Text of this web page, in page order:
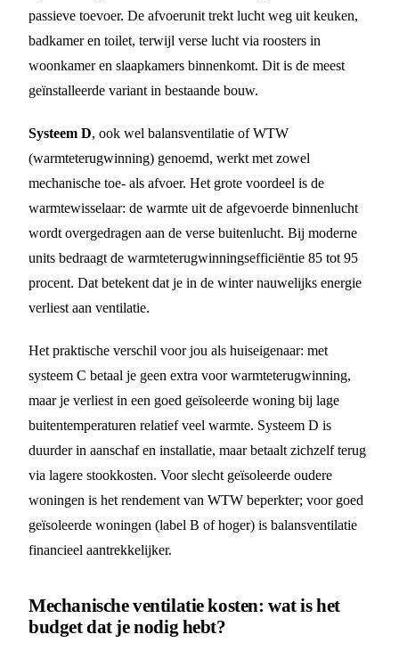
passieve toevoer. De afvoerunit trekt lucht weg uit keuken,
badkamer en toilet, terwijl verse lucht via roosters in
woonkamer en slaapkamers binnenkomt. Dit is de meest
geïnstalleerde variant in bestaande bouw.
Systeem D, ook wel balansventilatie of WTW
(warmteterugwinning) genoemd, werkt met zowel
mechanische toe- als afvoer. Het grote voordeel is de
warmtewisselaar: de warmte uit de afgevoerde binnenlucht
wordt overgedragen aan de verse buitenlucht. Bij moderne
units bedraagt de warmteterugwinningsefficiëntie 85 tot 95
procent. Dat betekent dat je in de winter nauwelijks energie
verliest aan ventilatie.
Het praktische verschil voor jou als huiseigenaar: met
systeem C betaal je geen extra voor warmteterugwinning,
maar je verliest in een goed geïsoleerde woning bij lage
buitentemperaturen relatief veel warmte. Systeem D is
duurder in aanschaf en installatie, maar betaalt zichzelf terug
via lagere stookkosten. Voor slecht geïsoleerde oudere
woningen is het rendement van WTW beperkter; voor goed
geïsoleerde woningen (label B of hoger) is balansventilatie
financieel aantrekkelijker.
Mechanische ventilatie kosten: wat is het
budget dat je nodig hebt?